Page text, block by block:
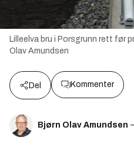
Lilleelva bru i Porsgrunn rett før
Olav Amundsen
Del Kommenter
Bjørn Olav Amundsen